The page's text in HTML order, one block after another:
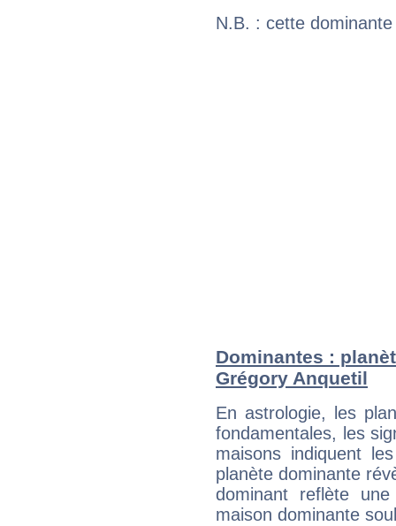
N.B. : cette
Dominantes :
Grégory Anquetil
En astrologie, les
fondamentales, les
maisons indiquent
planète dominante
dominant reflète
maison dominante